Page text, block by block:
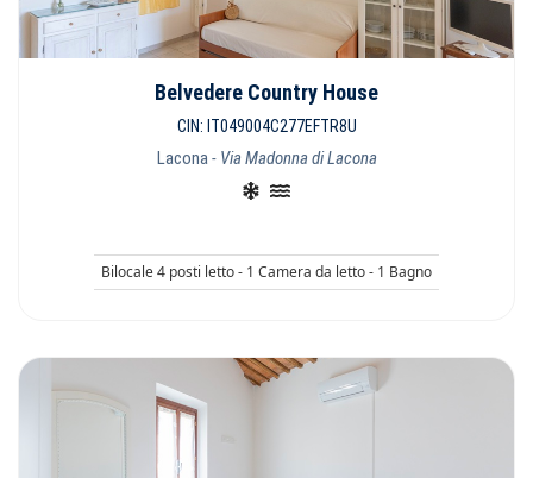
Belvedere Country House
CIN: IT049004C277EFTR8U
Lacona- Via Madonna di Lacona
Bilocale 4 posti letto - 1 Camera da letto - 1 Bagno